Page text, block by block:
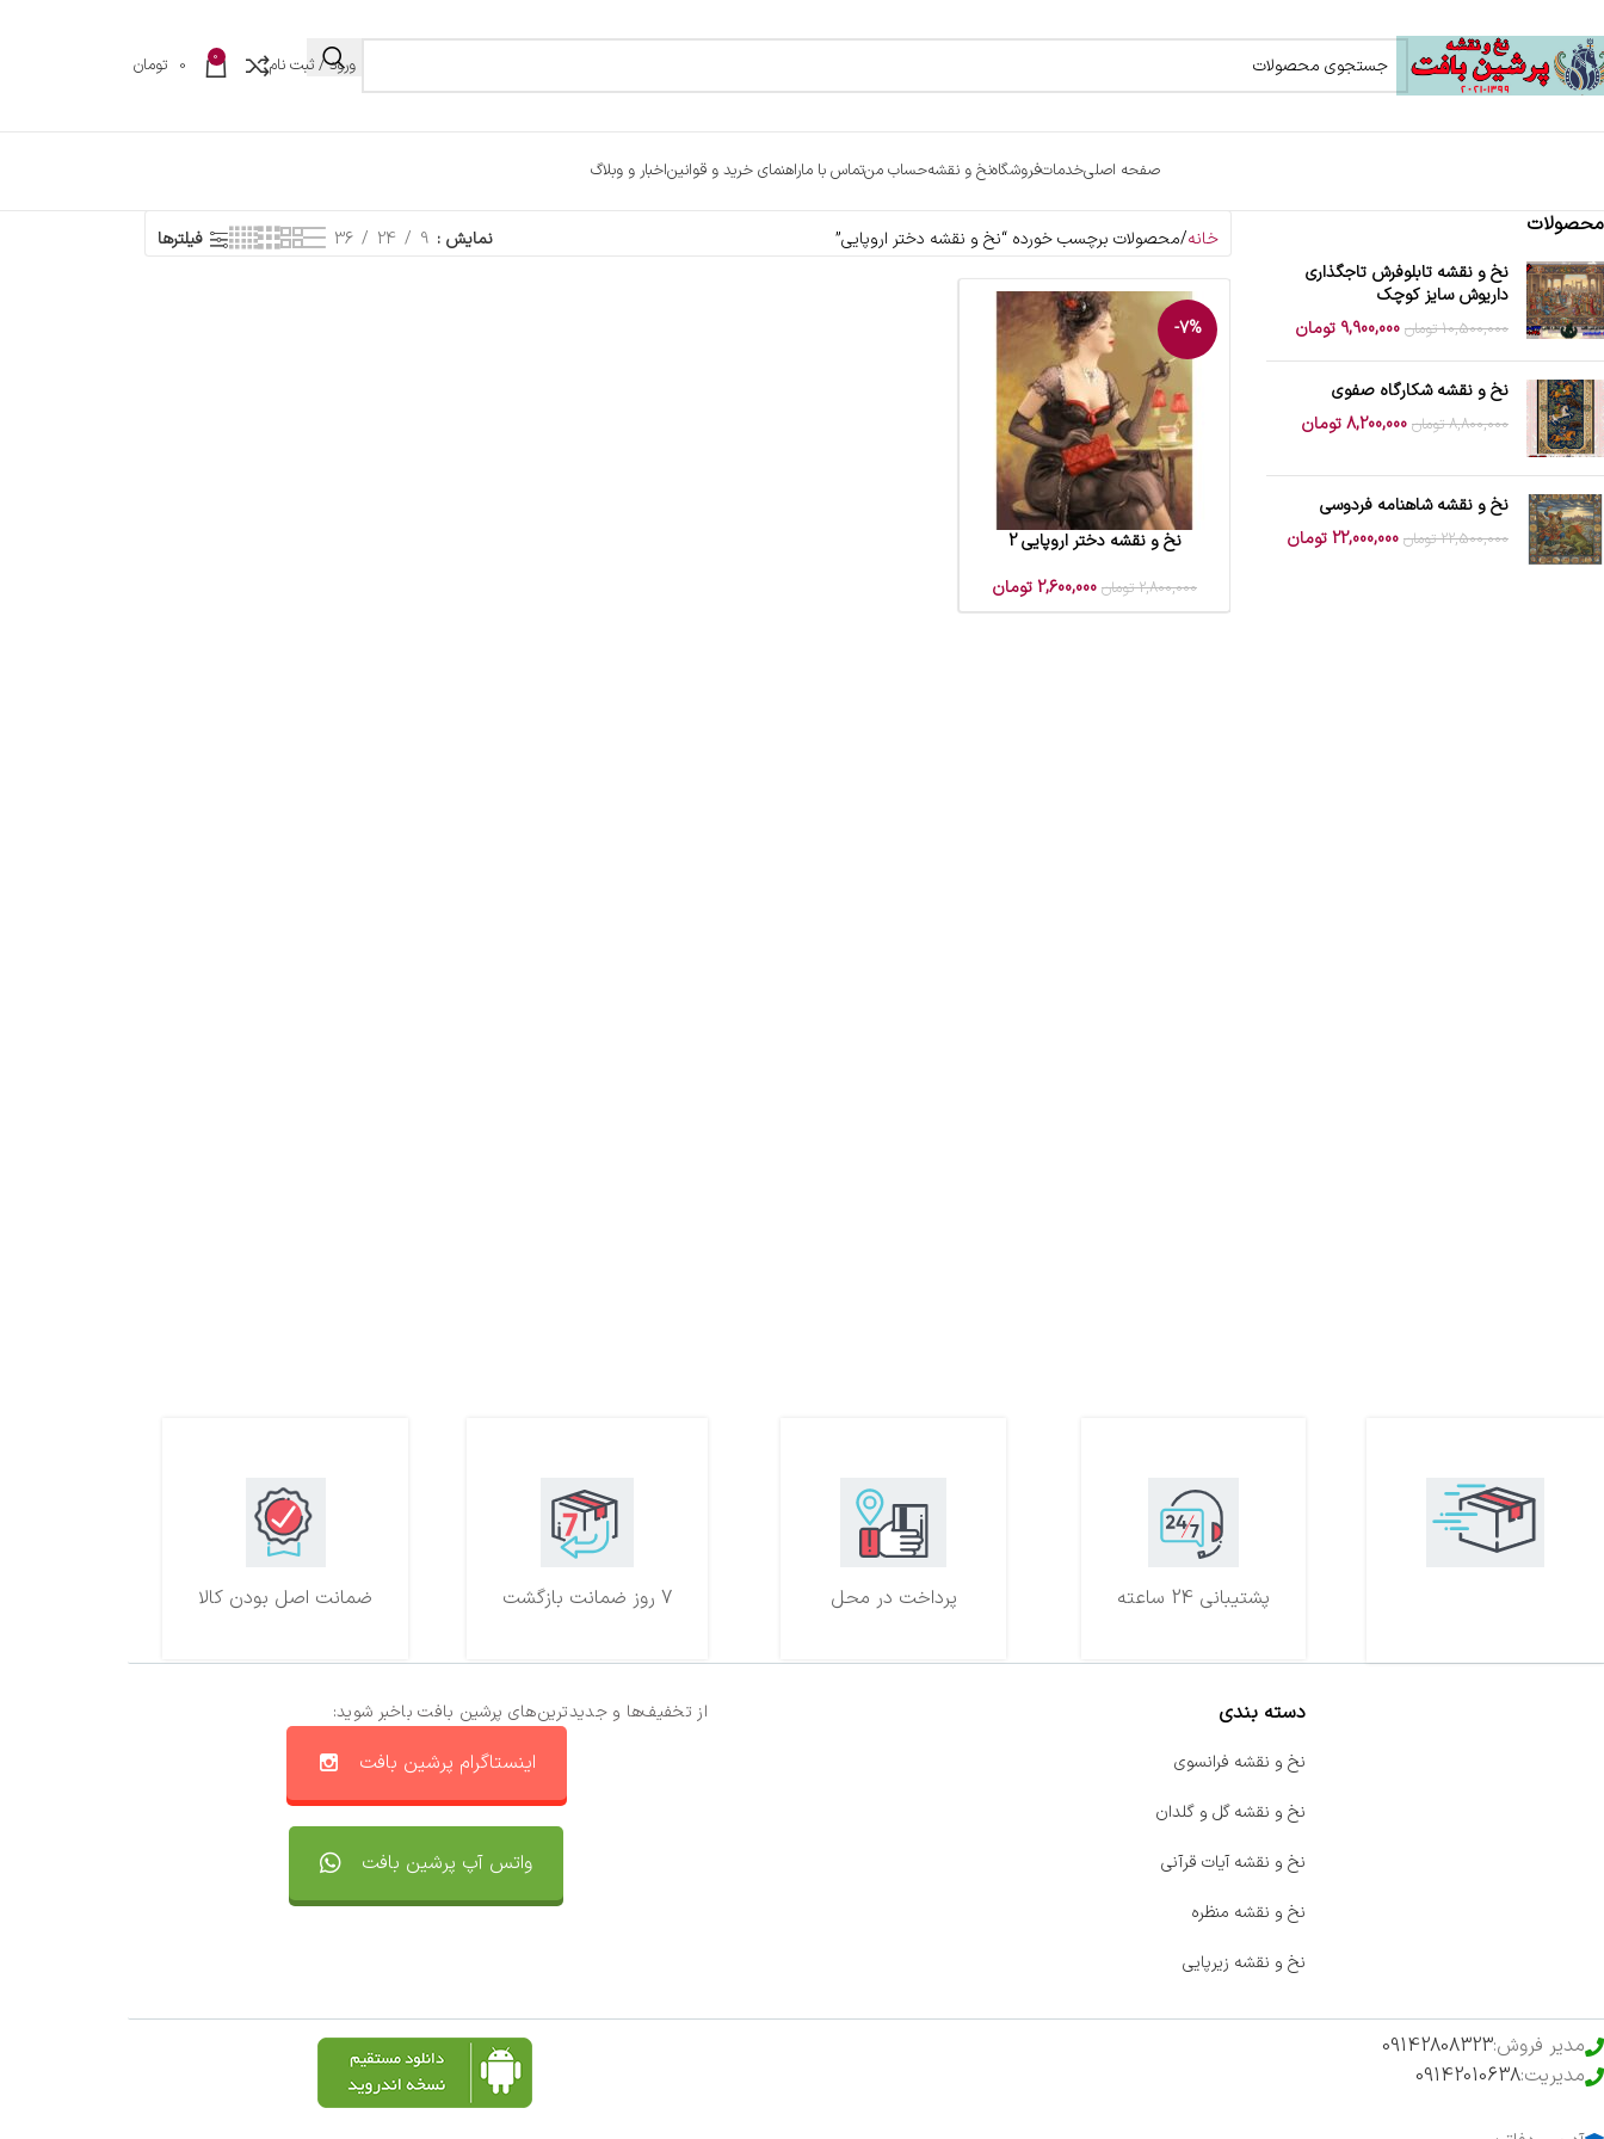
ورود / ثبت نام 0
0 تومان
صفحه اصلیخدماتفروشگاهنخ و نقشهحساب منتماس با ماراهنمای خرید و قوانیناخبار و وبلاگ
محصولات
نخ و نقشه تابلوفرش تاجگذاری
داریوش سایز کوچک
10,500,000 تومان 9,900,000 تومان
نخ و نقشه شکارگاه صفوی
8,800,000 تومان 8,200,000تومان
نخ و نقشه شاهنامه فردوسی
22,500,000 تومان 22,000,000تومان
خانه محصولات برچسب خورده “نخ و نقشه دختر اروپایی” نمایش 9
24
36 فیلترها
-7%
افزودن به سبد خرید
نخ و نقشه دختر اروپایی 2
2,800,000 تومان 2,600,000تومان
ضمانت اصل بودن کالا 7 روز ضمانت بازگشت پرداخت در محل پشتیبانی 24 ساعته
از تخفیف‌ها و جدیدترین‌های پرشین بافت باخبر شوید:
اینستاگرام پرشین بافت
واتس آپ پرشین بافت
دسته بندی
نخ و نقشه فرانسوی
نخ و نقشه گل و گلدان
نخ و نقشه آیات قرآنی
نخ و نقشه منظره
نخ و نقشه زیرپایی
مدیر فروش:09142808323
مدیریت:09142010638